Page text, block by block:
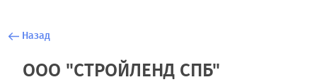
Назад
ООО "СТРОЙЛЕНД СПБ"